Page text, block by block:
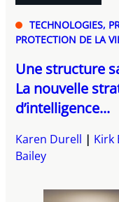
TECHNOLOGIES,
PROTECTION DE LA
Une structure
La nouvelle
d’intelligence...
Karen Durell Kirk
Bailey